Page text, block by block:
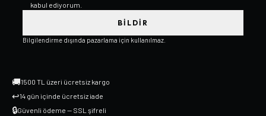
kabul ediyorum.
BILDIR
Bilgilendirme dışında pazarlama için kullanılmaz.
🚚1500 TL üzeri ücretsiz kargo
↩14 gün içinde ücretsiz iade
🔒Güvenli ödeme — SSL şifreli